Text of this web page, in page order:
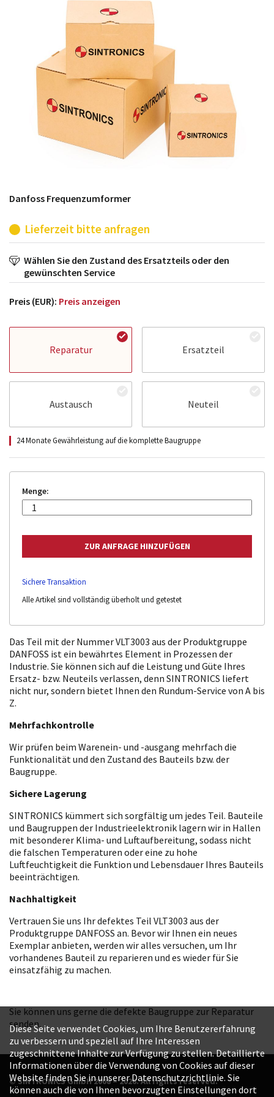
möglich. SINTRONICS ist dann ihr Partner, der
entweder die alten Baugruppen technisch hochwertig
repariert oder ihnen die abgekündigten Baugruppen
aus dem eigenen Lager ersetzt.
Danfoss Frequenzumformer
Lieferzeit bitte anfragen
Wählen Sie den Zustand des Ersatzteils oder den
gewünschten Service
Preis (EUR): Preis anzeigen
Reparatur Ersatzteil
Austausch Neuteil
24 Monate Gewährleistung auf die komplette Baugruppe
Menge:
Sichere Transaktion
Alle Artikel sind vollständig überholt und getestet
Das Teil mit der Nummer VLT3003 aus der Produktgruppe
DANFOSS ist ein bewährtes Element in Prozessen der
Industrie. Sie können sich auf die Leistung und Güte Ihres
Ersatz- bzw. Neuteils verlassen, denn SINTRONICS liefert
nicht nur, sondern bietet Ihnen den Rundum-Service von A bis
Z.
Mehrfachkontrolle
Wir prüfen beim Warenein- und -ausgang mehrfach die
Funktionalität und den Zustand des Bauteils bzw. der
Baugruppe.
Sichere Lagerung
SINTRONICS kümmert sich sorgfältig um jedes Teil. Bauteile
und Baugruppen der Industrieelektronik lagern wir in Hallen
mit besonderer Klima- und Luftaufbereitung, sodass nicht
die falschen Temperaturen oder eine zu hohe
Luftfeuchtigkeit die Funktion und Lebensdauer Ihres Bauteils
beeinträchtigen.
Nachhaltigkeit
Vertrauen Sie uns Ihr defektes Teil VLT3003 aus der
Produktgruppe DANFOSS an. Bevor wir Ihnen ein neues
Exemplar anbieten, werden wir alles versuchen, um Ihr
vorhandenes Bauteil zu reparieren und es wieder für Sie
einsatzfähig zu machen.
Sie können uns gerne die defekte Baugruppe zur Reparatur
senden.
© SINTRONICS GmbH 2008 – 2026. All rights reserved.
Diese Seite verwendet Cookies, um Ihre Benutzererfahrung
zu verbessern und speziell auf Ihre Interessen
zugeschnittene Inhalte zur Verfügung zu stellen. Detaillierte
Informationen über die Verwendung von Cookies auf dieser
Website finden Sie in unserer Datenschutzrichtlinie. Sie
können auch die von Ihnen bevorzugten Einstellungen dort